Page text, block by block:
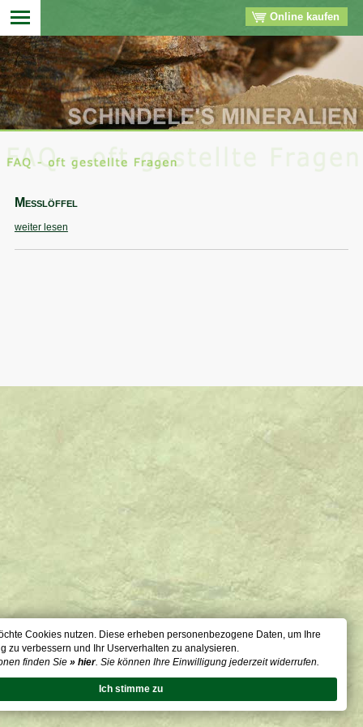
Cookies nutzen. Diese erheben personenbezogene Daten, um Ihre
zu verbessern und Ihr Userverhalten zu analysieren.
finden Sie » hier. Sie können Ihre Einwilligung jederzeit widerrufen.
Ich stimme zu
Online kaufen
▼
▼
Messlöffel
weiter lesen